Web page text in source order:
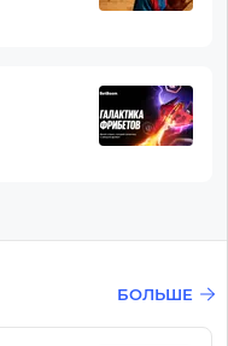
БОЛЬШЕ